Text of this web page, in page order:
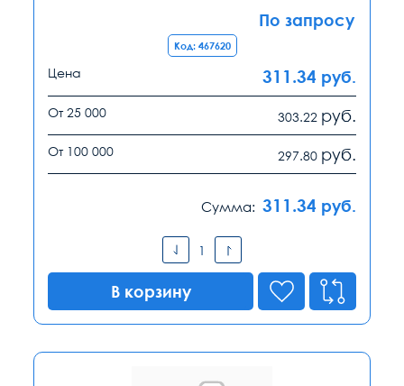
По запросу
Код: 467620
Цена 311.34 руб.
От 25 000 303.22 руб.
От 100 000 297.80 руб.
Сумма: 311.34 руб.
В корзину